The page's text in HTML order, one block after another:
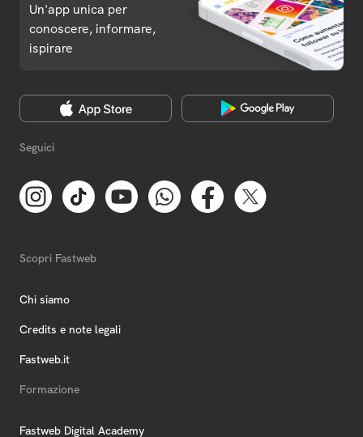
Un'app unica per
conoscere, informare,
ispirare
Seguici
Scopri Fastweb
Chi siamo
Credits e note legali
Fastweb.it
Formazione
Fastweb Digital Academy